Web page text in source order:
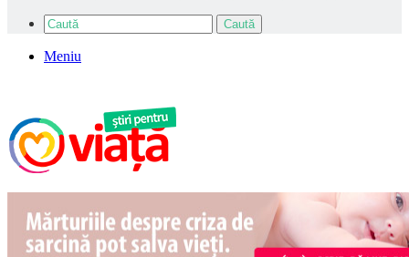
Caută
Meniu